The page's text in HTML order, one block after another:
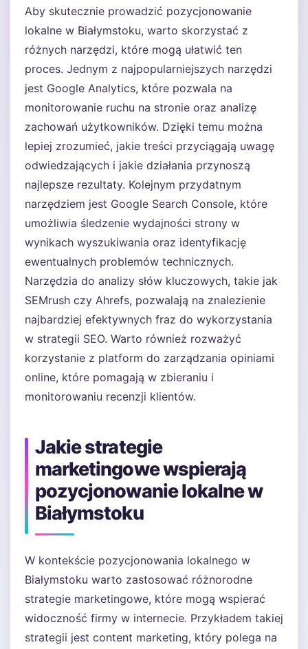
Aby skutecznie prowadzić pozycjonowanie
lokalne w Białymstoku, warto skorzystać z
różnych narzędzi, które mogą ułatwić ten
proces. Jednym z najpopularniejszych narzędzi
jest Google Analytics, które pozwala na
monitorowanie ruchu na stronie oraz analizę
zachowań użytkowników. Dzięki temu można
lepiej zrozumieć, jakie treści przyciągają uwagę
odwiedzających i jakie działania przynoszą
najlepsze rezultaty. Kolejnym przydatnym
narzędziem jest Google Search Console, które
umożliwia śledzenie wydajności strony w
wynikach wyszukiwania oraz identyfikację
ewentualnych problemów technicznych.
Narzędzia do analizy słów kluczowych, takie jak
SEMrush czy Ahrefs, pozwalają na znalezienie
najbardziej efektywnych fraz do wykorzystania
w strategii SEO. Warto również rozważyć
korzystanie z platform do zarządzania opiniami
online, które pomagają w zbieraniu i
monitorowaniu recenzji klientów.
Jakie strategie
marketingowe wspierają
pozycjonowanie lokalne w
Białymstoku
W kontekście pozycjonowania lokalnego w
Białymstoku warto zastosować różnorodne
strategie marketingowe, które mogą wspierać
widoczność firmy w internecie. Przykładem takiej
strategii jest content marketing, który polega na